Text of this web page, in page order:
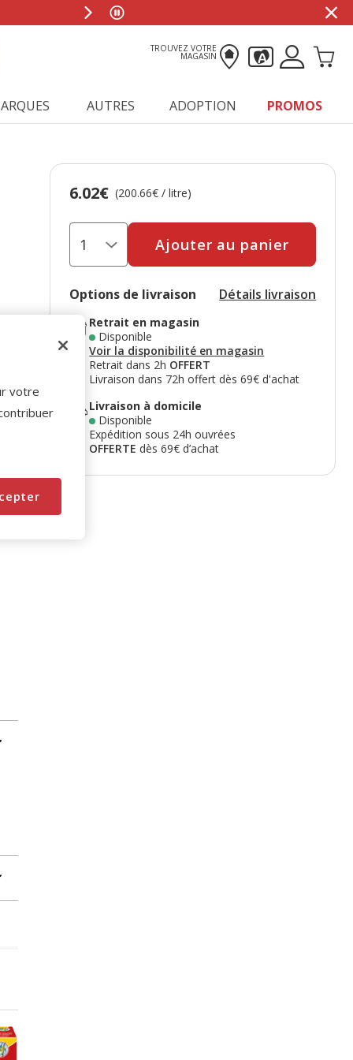
TROUVEZ VOTRE
MAGASIN
AUTRES ADOPTION PROMOS
Prix 6.02€, 200.66 EUR par litre
6.02€ (200.66€ / litre)
Ajouter au panier
Options de livraison Détails livraison
Retrait en magasin
Disponible
Voir la disponibilité en magasin
Retrait dans 2h OFFERT
Livraison dans 72h offert dès 69€ d'achat
Livraison à domicile
Disponible
Expédition sous 24h ouvrées
OFFERTEdès 69€ d’achat
votre